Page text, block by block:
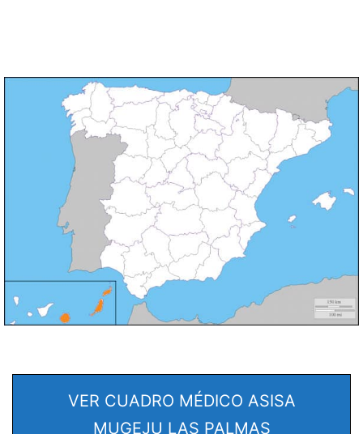
VER CUADRO MÉDICO ASISA
MUGEJU LAS PALMAS